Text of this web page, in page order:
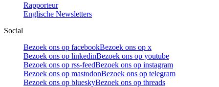
Rapporteur
Englische Newsletters
Social
Bezoek ons op facebookBezoek ons op x
Bezoek ons op linkedinBezoek ons op youtube
Bezoek ons op rss-feedBezoek ons op instagram
Bezoek ons op mastodonBezoek ons op telegram
Bezoek ons op blueskyBezoek ons op threads